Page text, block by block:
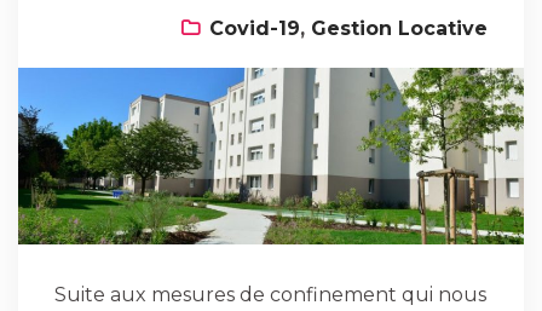
Covid-19, Gestion Locative
Suite aux mesures de confinement qui nous